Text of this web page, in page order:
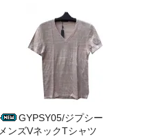
GYPSY05/ジプシー
メンズVネックTシャツ